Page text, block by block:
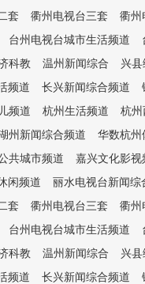
套 衢州电视台三套
衢州
台州电视台城市生活频道
科教 温州新闻综合
兴
频道 长兴新闻综合频道
频道 杭州生活频道
杭州
州新闻综合频道
华数杭州
共城市频道
嘉兴文化影视
闲频道
丽水电视台新闻综
套 衢州电视台三套
衢州
台州电视台城市生活频道
科教 温州新闻综合
兴
频道 长兴新闻综合频道